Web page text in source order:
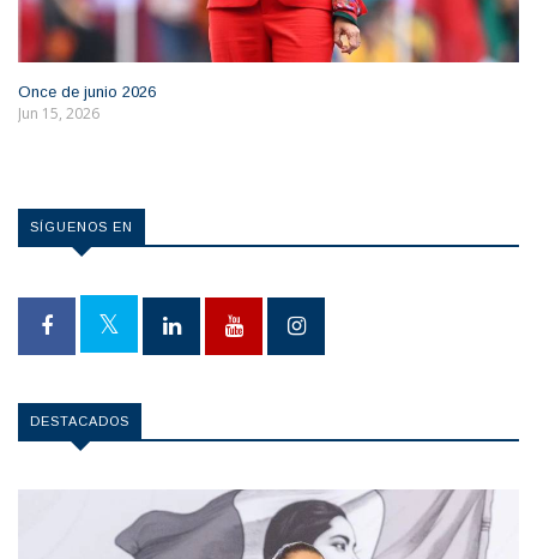
Once de junio 2026
Jun 15, 2026
SÍGUENOS EN
DESTACADOS